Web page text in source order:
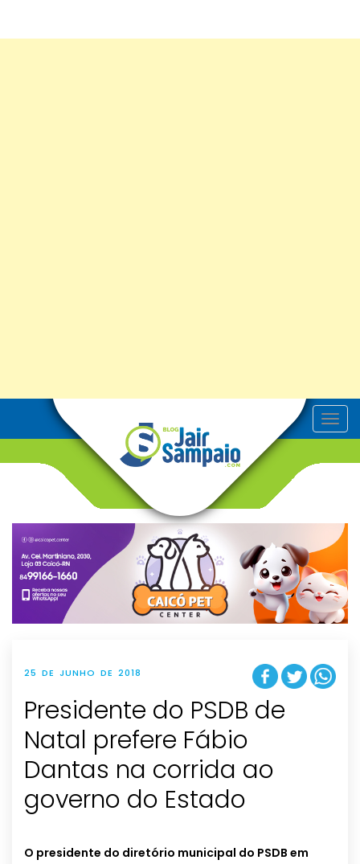
T
o
v
g
t
i
o
n
25 DE JUNHO DE 2018
Presidente do PSDB de
Natal prefere Fábio
Dantas na corrida ao
governo do Estado
O presidente do diretório municipal do PSDB em